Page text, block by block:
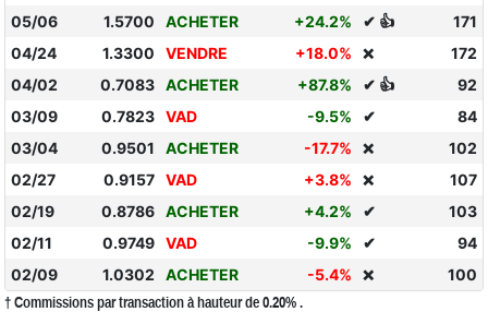
05/06
1.5700 ACHETER +24.2% ✔ 👍
171
04/24
1.3300 VENDRE +18.0% ❌
172
04/02
0.7083 ACHETER +87.8% ✔ 👍
92
03/09
0.7823 VAD -9.5% ✔
84
03/04
0.9501 ACHETER -17.7% ❌
102
02/27
0.9157 VAD +3.8% ❌
107
02/19
0.8786 ACHETER +4.2% ✔
103
02/11
0.9749 VAD -9.9% ✔
94
02/09
1.0302 ACHETER -5.4% ❌ 100
† Commissions par transaction à hauteur de 0.20% .